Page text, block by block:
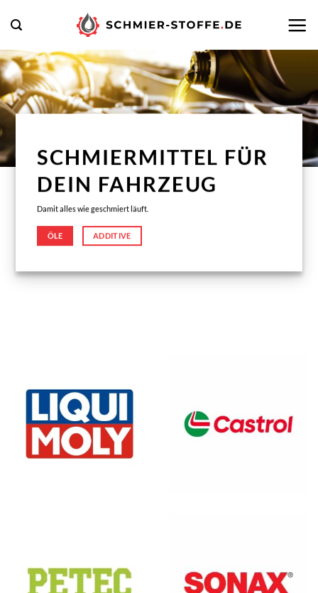
Inhalt
springen
SCHMIERMITTEL FÜR
DEIN FAHRZEUG
Damit alles wie geschmiert läuft.
ÖLE ADDITIVE